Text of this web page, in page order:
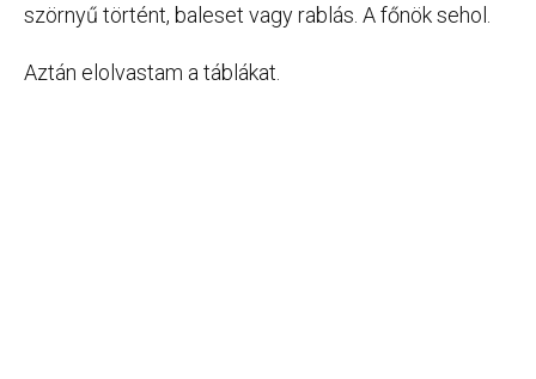
szörnyű történt, baleset vagy rablás. A főnök sehol.
Aztán elolvastam a táblákat.